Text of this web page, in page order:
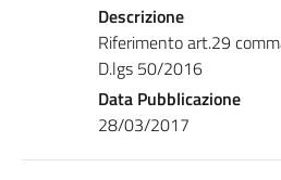
Descrizione
Riferimento art.29
D.lgs 50/2016
Data Pubblicazione
28/03/2017